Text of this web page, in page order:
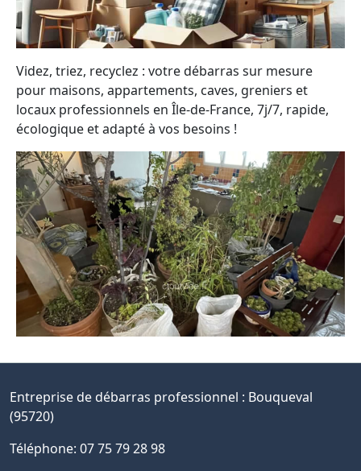
Videz, triez, recyclez : votre débarras sur mesure
pour maisons, appartements, caves, greniers et
locaux professionnels en Île-de-France, 7j/7, rapide,
écologique et adapté à vos besoins !
Entreprise de débarras professionnel : Bouqueval
(95720)
Téléphone: 07 75 79 28 98